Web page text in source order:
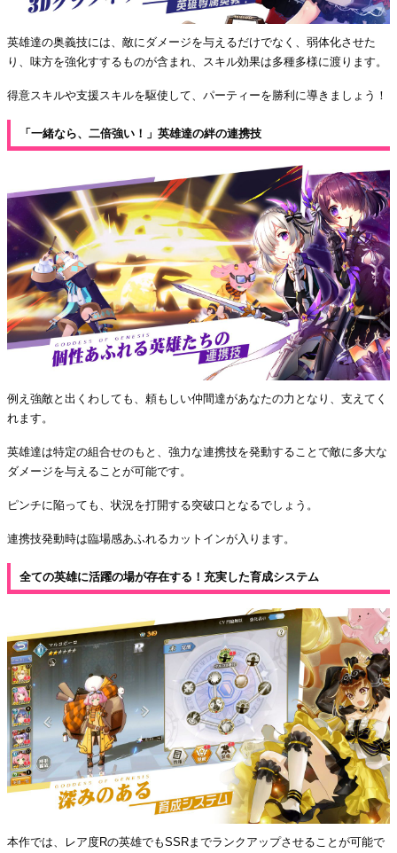
英雄達の奥義技には、敵にダメージを与えるだけでなく、弱体化させた
り、味方を強化すするものが含まれ、スキル効果は多種多様に渡ります。
得意スキルや支援スキルを駆使して、パーティーを勝利に導きましょう！
「一緒なら、二倍強い！」英雄達の絆の連携技
例え強敵と出くわしても、頼もしい仲間達があなたの力となり、支えてく
れます。
英雄達は特定の組合せのもと、強力な連携技を発動することで敵に多大な
ダメージを与えることが可能です。
ピンチに陥っても、状況を打開する突破口となるでしょう。
連携技発動時は臨場感あふれるカットインが入ります。
全ての英雄に活躍の場が存在する！充実した育成システム
本作では、レア度Rの英雄でもSSRまでランクアップさせることが可能で